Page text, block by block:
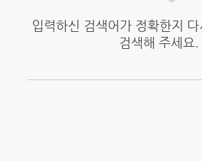
입력하신 검색어가 정확한지
검색해 주세요.